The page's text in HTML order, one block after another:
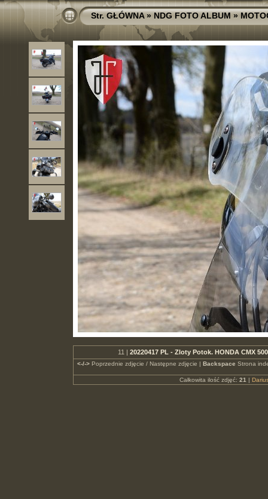
Str. GŁÓWNA»NDG FOTO ALBUM»
11 | 20220417 PL - Zloty Potok. HONDA CMX
<-/->Poprzednie zdjęcie / Następne zdjęcie | Backspace Strona
Całkowita ilość zdjęć: 21 |